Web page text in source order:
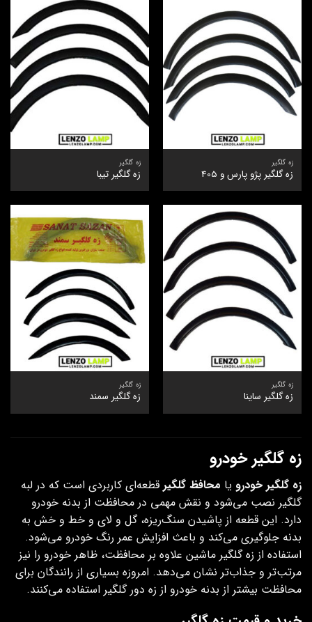
زه گلگیر
زه گلگیر پژو پارس و 405
زه گلگیر
زه گلگیر تیبا
زه گلگیر
زه گلگیر ساینا
زه گلگیر
زه گلگیر سمند
زه گلگیر خودرو
زه گلگیر خودرو یا محافظ گلگیر قطعه‌ای کاربردی است که در لبه
گلگیر نصب می‌شود و نقش مهمی در محافظت از بدنه خودرو
دارد. این قطعه از پاشیدن سنگ‌ریزه، گل و لای و خط و خش به
بدنه جلوگیری می‌کند و باعث افزایش عمر رنگ خودرو می‌شود.
استفاده از زه گلگیر ماشین علاوه بر محافظت، ظاهر خودرو را نیز
مرتب‌تر و جذاب‌تر نشان می‌دهد. امروزه بسیاری از رانندگان برای
محافظت بیشتر از بدنه خودرو از زه دور گلگیر استفاده می‌کنند.